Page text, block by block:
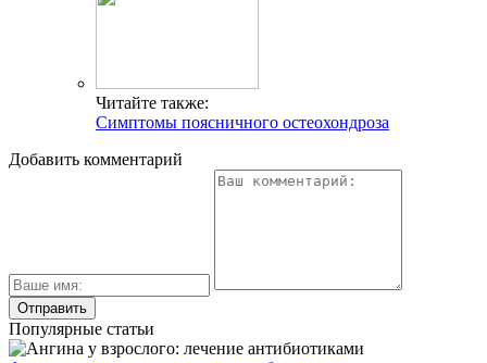
Читайте также:
Симптомы поясничного остеохондроза
Добавить комментарий
Популярные статьи